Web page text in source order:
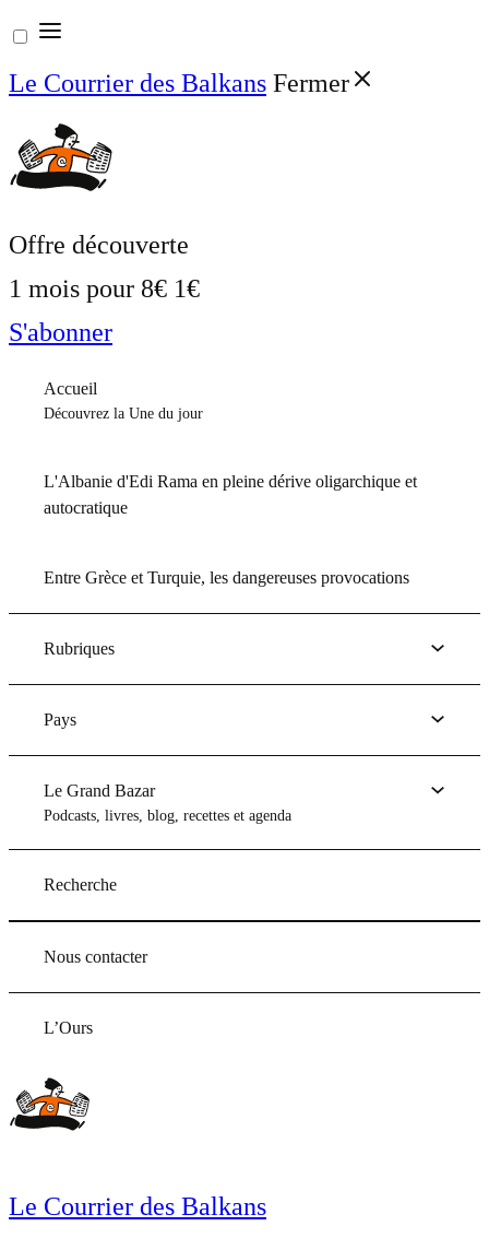
Aller
au
contenu
Le Courrier des Balkans Fermer
Offre découverte
1 mois pour 8€ 1€
S'abonner
Accueil
Découvrez la Une du jour
L'Albanie d'Edi Rama en pleine dérive oligarchique et
autocratique
Entre Grèce et Turquie, les dangereuses provocations
Rubriques
Pays
Le Grand Bazar
Podcasts, livres, blog, recettes et agenda
Recherche
Nous contacter
L’Ours
Le Courrier des Balkans